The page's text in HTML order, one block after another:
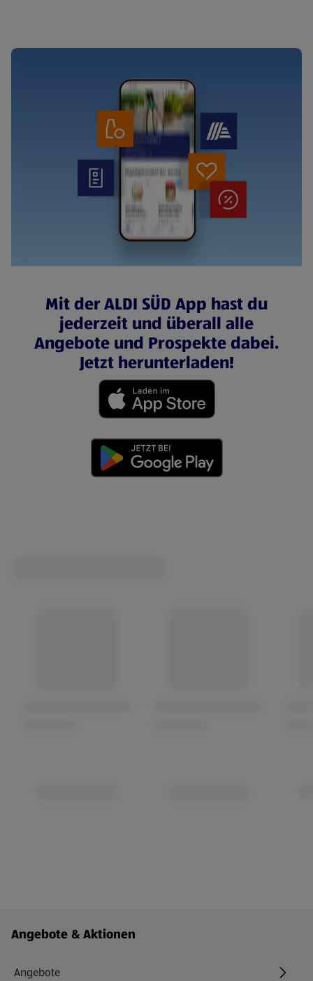
Mit der ALDI SÜD App hast du
jederzeit und überall alle
Angebote und Prospekte dabei.
Jetzt herunterladen!
Fußzeilenmenü - weitere Links
Angebote & Aktionen
Angebote